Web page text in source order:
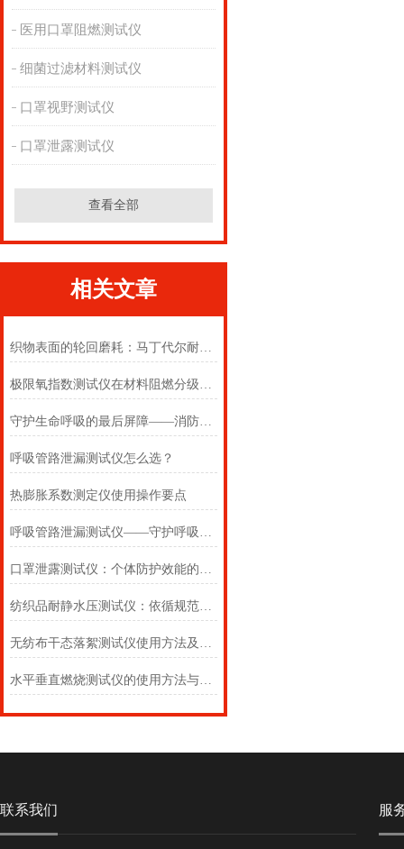
医用口罩阻燃测试仪
细菌过滤材料测试仪
口罩视野测试仪
口罩泄露测试仪
查看全部
相关文章
织物表面的轮回磨耗：马丁代尔耐磨仪在多点轨迹与压力恒定下的耐用叙事
极限氧指数测试仪在材料阻燃分级中的浓度边界判定
守护生命呼吸的最后屏障——消防自救呼吸器防护性能测试仪的全面检测
呼吸管路泄漏测试仪怎么选？
热膨胀系数测定仪使用操作要点
呼吸管路泄漏测试仪——守护呼吸类医疗器械安全的精密检测方案
口罩泄露测试仪：个体防护效能的科学评估仪器
纺织品耐静水压测试仪：依循规范，精准测防渗
无纺布干态落絮测试仪使用方法及注意事项详解
水平垂直燃烧测试仪的使用方法与注意事项
联系我们 服